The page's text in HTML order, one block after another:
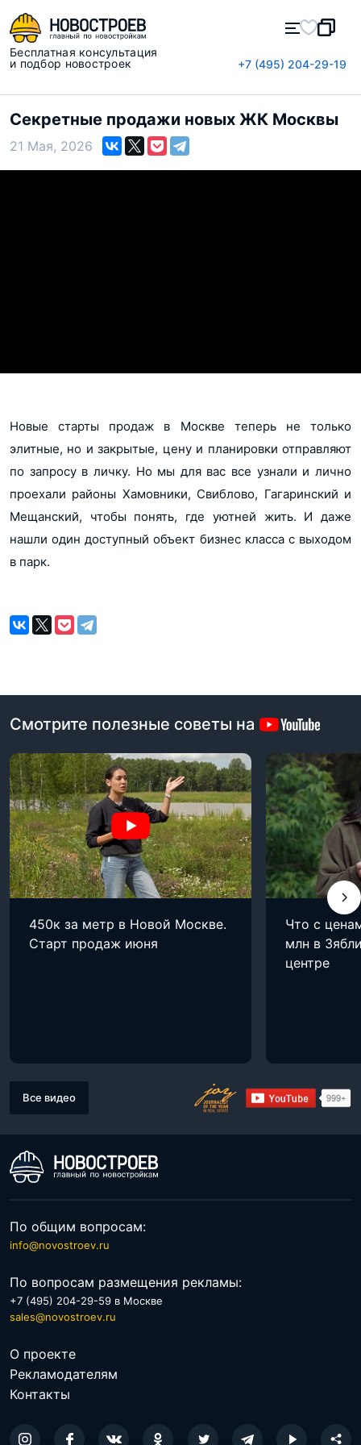
Бесплатная консультация
и подбор новостроек
+7 (495) 204-29-19
Секретные продажи новых ЖК Москвы
21 Мая, 2026
Новые старты продаж в Москве теперь не только
элитные, но и закрытые, цену и планировки отправляют
по запросу в личку. Но мы для вас все узнали и лично
проехали районы Хамовники, Свиблово, Гагаринский и
Мещанский, чтобы понять, где уютней жить. И даже
нашли один доступный объект бизнес класса с выходом
в парк.
Смотрите полезные советы на
450к за метр в Новой Москве.
Старт продаж июня
Что с
млн в
центре
Все видео
По общим вопросам:
info@novostroev.ru
По вопросам размещения рекламы:
+7 (495) 204-29-59 в Москве
sales@novostroev.ru
О проекте
Рекламодателям
Контакты